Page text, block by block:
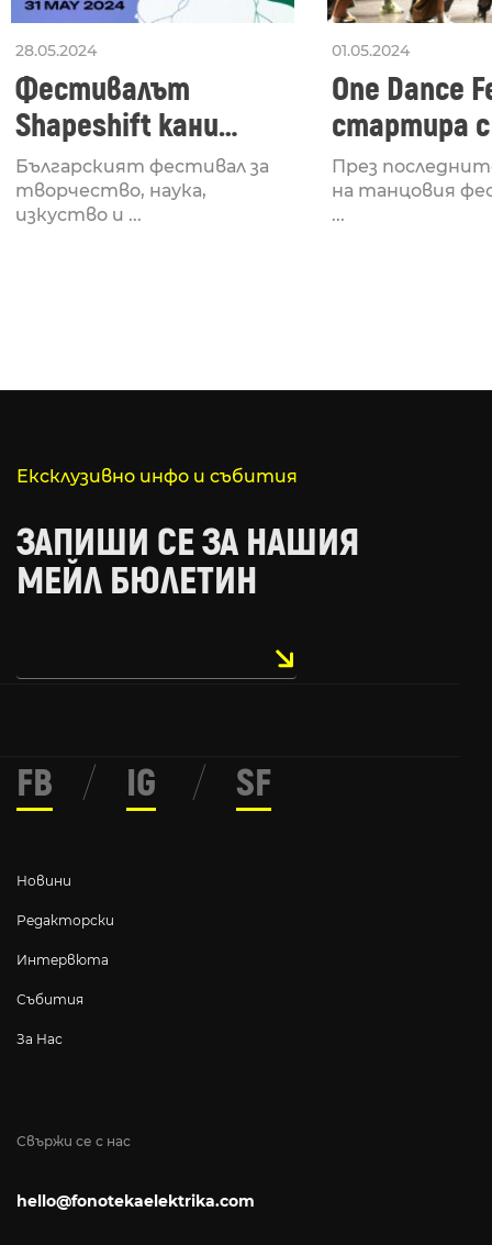
28.05.2024
Фестивалът
Shapeshift кани
Fabrizio Mammarella
за откриването си
Българският фестивал за
творчество, наука,
изкуство и ...
01.05.2024
One Dance
стартира
Lucid,
рейв
През
на танцовия
...
Ексклузивно инфо и събития
ЗАПИШИ СЕ ЗА НАШИЯ
МЕЙЛ БЮЛЕТИН
Свържи се с нас
hello@fonotekaelektrika.com
Новини
Редакторски
Интервюта
Събития
За Нас
FB / IG / SF